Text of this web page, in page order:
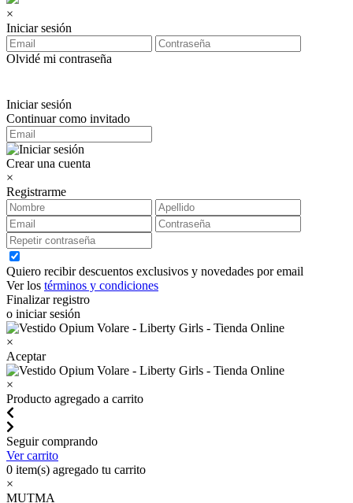
×
Iniciar sesión
Olvidé mi contraseña
Iniciar sesión
Continuar como invitado
Crear una cuenta
×
Registrarme
Quiero recibir descuentos exclusivos y novedades por email
Ver los términos y condiciones
Finalizar registro
o iniciar sesión
×
Aceptar
×
Producto agregado a carrito
Seguir comprando
Ver carrito
0 item(s) agregado tu carrito
×
MUTMA